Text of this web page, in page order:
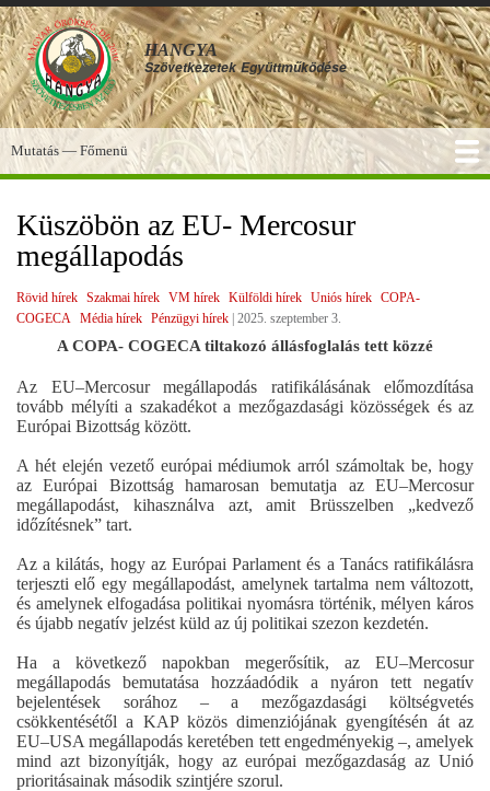
Ugrás
a
tartalomra
HANGYA
Szövetkezetek Együttműködése
Főmenü
Mutatás — Főmenü
Küszöbön az EU- Mercosur
megállapodás
Rövid hírek Szakmai hírek VM hírek Külföldi hírek Uniós hírek COPA-
COGECA Média hírek Pénzügyi hírek 2025. szeptember 3.
A COPA- COGECA tiltakozó állásfoglalás tett közzé
Az EU–Mercosur megállapodás ratifikálásának előmozdítása
tovább mélyíti a szakadékot a mezőgazdasági közösségek és az
Európai Bizottság között.
A hét elején vezető európai médiumok arról számoltak be, hogy
az Európai Bizottság hamarosan bemutatja az EU–Mercosur
megállapodást, kihasználva azt, amit Brüsszelben „kedvező
időzítésnek” tart.
Az a kilátás, hogy az Európai Parlament és a Tanács ratifikálásra
terjeszti elő egy megállapodást, amelynek tartalma nem változott,
és amelynek elfogadása politikai nyomásra történik, mélyen káros
és újabb negatív jelzést küld az új politikai szezon kezdetén.
Ha a következő napokban megerősítik, az EU–Mercosur
megállapodás bemutatása hozzáadódik a nyáron tett negatív
bejelentések sorához – a mezőgazdasági költségvetés
csökkentésétől a KAP közös dimenziójának gyengítésén át az
EU–USA megállapodás keretében tett engedményekig –, amelyek
mind azt bizonyítják, hogy az európai mezőgazdaság az Unió
prioritásainak második szintjére szorul.